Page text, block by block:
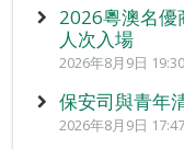
2026粵澳名優
人次入場
2026年8月9日 19:30
保安司與青年
2026年8月9日 17:47